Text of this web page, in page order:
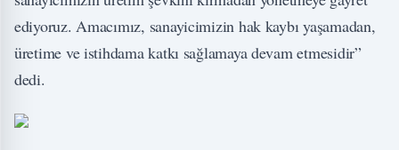
ediyoruz. Amacımız, sanayicimizin hak kaybı yaşamadan,
üretime ve istihdama katkı sağlamaya devam etmesidir”
dedi.